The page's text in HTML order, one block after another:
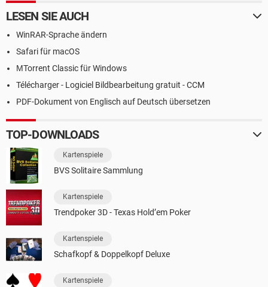
LESEN SIE AUCH
WinRAR-Sprache ändern
Safari für macOS
ΜTorrent Classic für Windows
Télécharger - Logiciel Bildbearbeitung gratuit - CCM
PDF-Dokument von Englisch auf Deutsch übersetzen
TOP-DOWNLOADS
Kartenspiele
BVS Solitaire Sammlung
Kartenspiele
Trendpoker 3D - Texas Hold’em Poker
Kartenspiele
Schafkopf & Doppelkopf Deluxe
Kartenspiele